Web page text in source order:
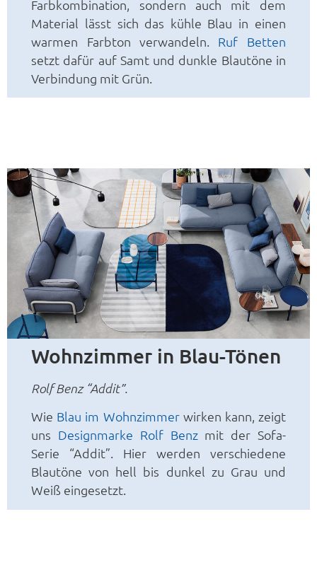
Farbkombination, sondern auch mit dem
Material lässt sich das kühle Blau in einen
warmen Farbton verwandeln. Ruf Betten
setzt dafür auf Samt und dunkle Blautöne in
Verbindung mit Grün.
Wohnzimmer in Blau-Tönen
Rolf Benz “Addit”.
Wie Blau im Wohnzimmerwirken kann, zeigt
uns Designmarke Rolf Benzmit der Sofa-
Serie “Addit”. Hier werden verschiedene
Blautöne von hell bis dunkel zu Grau und
Weiß eingesetzt.